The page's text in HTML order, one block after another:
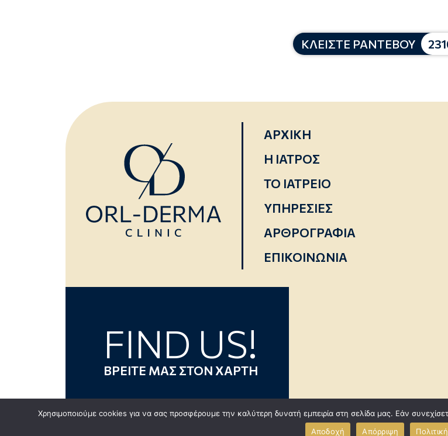
ΚΛΕΙΣΤΕ ΡΑΝΤΕΒΟΥ
ΑΡΧΙΚΗ
Η ΙΑΤΡΟΣ
ΤΟ ΙΑΤΡΕΙΟ
ΥΠΗΡΕΣΙΕΣ
ΑΡΘΡΟΓΡΑΦΙΑ
ΕΠΙΚΟΙΝΩΝΙΑ
FIND US!
ΒΡΕΙΤΕ ΜΑΣ ΣΤΟΝ ΧΑΡΤΗ
Χρησιμοποιούμε cookies για να σας προσφέρουμε την καλύτερη δυνατή εμπειρία στη σελίδα μας. Εάν
Αποδοχή
Απόρριψη